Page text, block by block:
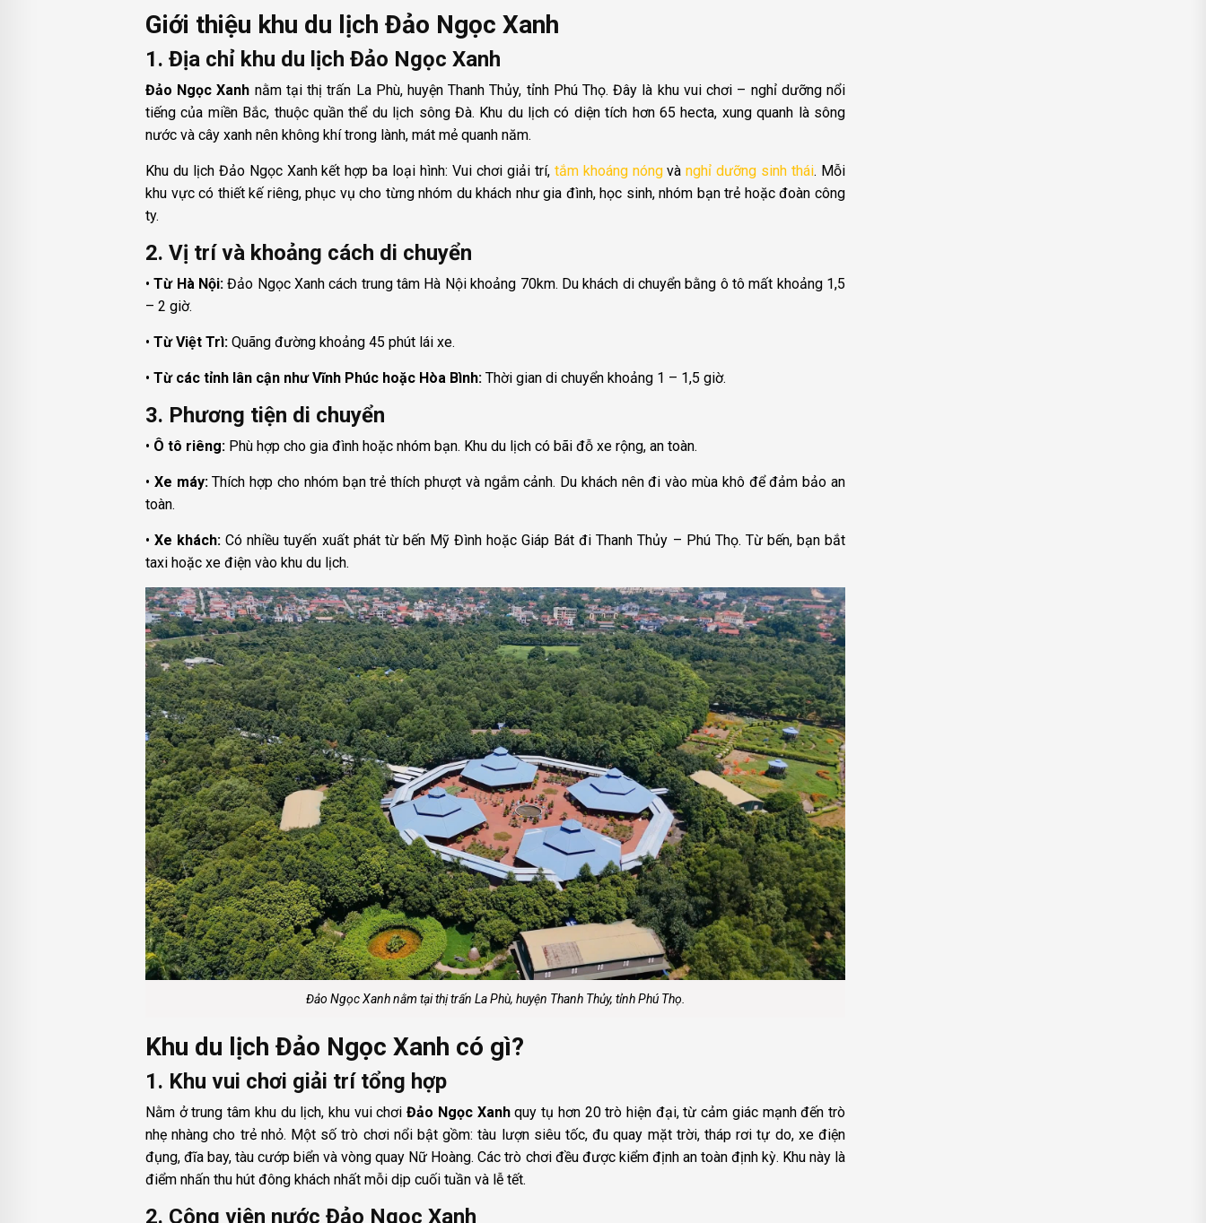
Giới thiệu khu du lịch Đảo Ngọc Xanh
1. Địa chỉ khu du lịch Đảo Ngọc Xanh
Đảo Ngọc Xanh nằm tại thị trấn La Phù, huyện Thanh Thủy, tỉnh Phú Thọ. Đây là khu vui chơi – nghỉ dưỡng nổi
tiếng của miền Bắc, thuộc quần thể du lịch sông Đà. Khu du lịch có diện tích hơn 65 hecta, xung quanh là sông
nước và cây xanh nên không khí trong lành, mát mẻ quanh năm.
Khu du lịch Đảo Ngọc Xanh kết hợp ba loại hình: Vui chơi giải trí, tắm khoáng nóngvànghỉ dưỡng sinh thái. Mỗi
khu vực có thiết kế riêng, phục vụ cho từng nhóm du khách như gia đình, học sinh, nhóm bạn trẻ hoặc đoàn công
ty.
2. Vị trí và khoảng cách di chuyển
• Từ Hà Nội: Đảo Ngọc Xanh cách trung tâm Hà Nội khoảng 70km. Du khách di chuyển bằng ô tô mất khoảng 1,5
– 2 giờ.
• Từ Việt Trì: Quãng đường khoảng 45 phút lái xe.
• Từ các tỉnh lân cận như Vĩnh Phúc hoặc Hòa Bình: Thời gian di chuyển khoảng 1 – 1,5 giờ.
3. Phương tiện di chuyển
• Ô tô riêng: Phù hợp cho gia đình hoặc nhóm bạn. Khu du lịch có bãi đỗ xe rộng, an toàn.
• Xe máy:Thích hợp cho nhóm bạn trẻ thích phượt và ngắm cảnh. Du khách nên đi vào mùa khô để đảm bảo an
toàn.
•Xe khách: Có nhiều tuyến xuất phát từ bến Mỹ Đình hoặc Giáp Bát đi Thanh Thủy – Phú Thọ. Từ bến, bạn bắt
taxi hoặc xe điện vào khu du lịch.
Đảo Ngọc Xanh nằm tại thị trấn La Phù, huyện Thanh Thủy, tỉnh Phú Thọ.
Khu du lịch Đảo Ngọc Xanh có gì?
1. Khu vui chơi giải trí tổng hợp
Nằm ở trung tâm khu du lịch, khu vui chơiĐảo Ngọc Xanhquy tụ hơn 20 trò hiện đại, từ cảm giác mạnh đến trò
nhẹ nhàng cho trẻ nhỏ. Một số trò chơi nổi bật gồm: tàu lượn siêu tốc, đu quay mặt trời, tháp rơi tự do, xe điện
đụng, đĩa bay, tàu cướp biển và vòng quay Nữ Hoàng. Các trò chơi đều được kiểm định an toàn định kỳ. Khu này là
điểm nhấn thu hút đông khách nhất mỗi dịp cuối tuần và lễ tết.
2. Công viên nước Đảo Ngọc Xanh